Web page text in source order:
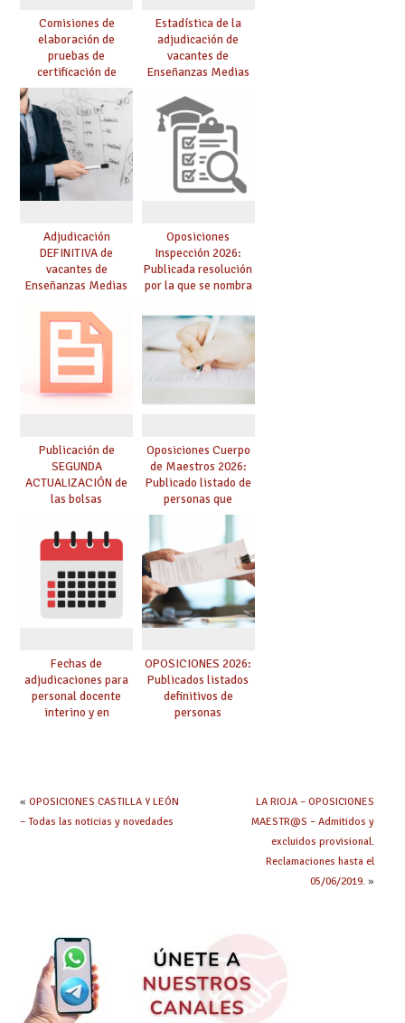
Comisiones de
elaboración de
pruebas de
certificación de
competencia
lingüística: publicada
resolución definitiva
Estadística de la
adjudicación de
vacantes de
Enseñanzas Medias
Adjudicación
DEFINITIVA de
vacantes de
Enseñanzas Medias
Oposiciones
Inspección 2026:
Publicada resolución
por la que se nombra
prácticas, se regulan
dichas prácticas y se
convoca acto público
de adjudicación
Publicación de
SEGUNDA
ACTUALIZACIÓN de
las bolsas
Cuerpo de Maestros
de especialidades
convocadas a
oposición
Oposiciones Cuerpo
de Maestros 2026:
Publicado listado de
personas que
adquieren nueva
especialidad
Fechas de
adjudicaciones para
personal docente
interino y en
OPOSICIONES 2026:
Publicados listados
definitivos de
personas
« OPOSICIONES CASTILLA Y LEÓN
– Todas las noticias y novedades
LA RIOJA – OPOSICIONES
MAESTR@S – Admitidos y
excluidos provisional.
Reclamaciones hasta el
05/06/2019.»